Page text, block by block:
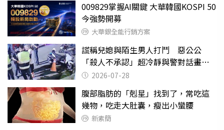
009829掌握AI關鍵 大華韓國KOSPI 50
今強勢開募
大華銀全能行銷方案
謊稱兒媳與陌生男人打鬥 惡公公
「殺人不承認」超冷靜與警對話畫面
曝光2026-07-28
腹部脂肪的「剋星」找到了，常吃這
幾物，吃走大肚囊，瘦出小蠻腰
新素簡